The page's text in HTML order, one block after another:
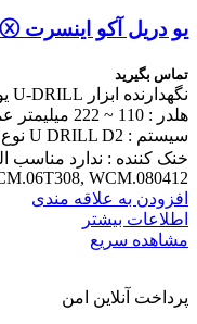
یو دریل آکو اینسرت ATUM D2 – WCMⓧ
تماس بگیرید
WCM.080412
افزودن به علاقه مندی
اطلاعات بیشتر
مشاهده سریع
پرداخت آنلاین امن